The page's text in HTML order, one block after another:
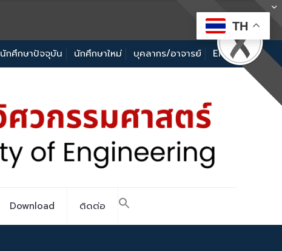
นักศึกษาปัจจุบัน นักศึกษาใหม่ บุคลากร/อาจารย์ EN
Download ติดต่อ
TH